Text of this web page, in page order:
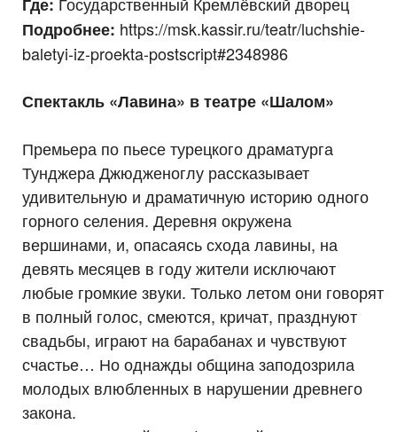
Подробнее: https://msk.kassir.ru/teatr/luchshie-
baletyi-iz-proekta-postscript#2348986
Спектакль «Лавина» в театре «Шалом»
Премьера по пьесе турецкого драматурга
Тунджера Джюдженоглу рассказывает
удивительную и драматичную историю одного
горного селения. Деревня окружена
вершинами, и, опасаясь схода лавины, на
девять месяцев в году жители исключают
любые громкие звуки. Только летом они говорят
в полный голос, смеются, кричат, празднуют
свадьбы, играют на барабанах и чувствуют
счастье… Но однажды община заподозрила
молодых влюбленных в нарушении древнего
закона.